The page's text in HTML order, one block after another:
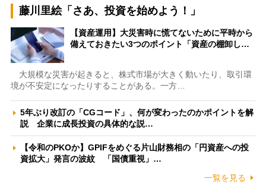
藤川里絵「さあ、投資を始めよう！」
【資産運用】大災害時に慌てないために平時から
備えておきたい3つのポイント「資産の棚卸し…
大規模な災害が起きると、株式市場が大きく動いたり、取引環
境が不安定になったりすることがある。一方…
5年ぶり改訂の「CGコード」、何が変わったのかポイントを解
説 企業に成長投資の具体的な説…
【令和のPKOか】GPIFをめぐる片山財務相の「円資産への投
資拡大」発言の波紋 「国債重視」…
一覧を見る